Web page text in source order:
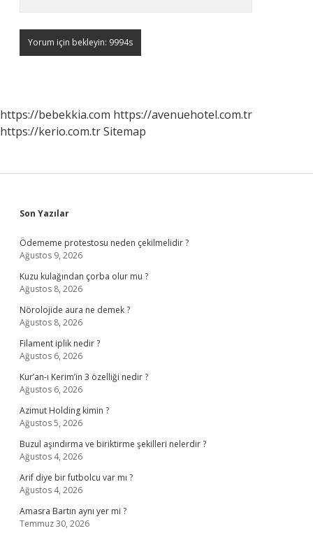
https://bebekkia.com https://avenuehotel.com.tr
https://kerio.com.trSitemap
Sidebar
Son Yazılar
Ödememe protestosu neden çekilmelidir ?
Ağustos 9, 2026
Kuzu kulağından çorba olur mu ?
Ağustos 8, 2026
Nörolojide aura ne demek ?
Ağustos 8, 2026
Filament iplik nedir ?
Ağustos 6, 2026
Kur’an-ı Kerim’in 3 özelliği nedir ?
Ağustos 6, 2026
Azimut Holding kimin ?
Ağustos 5, 2026
Buzul aşındırma ve biriktirme şekilleri nelerdir ?
Ağustos 4, 2026
Arif diye bir futbolcu var mı ?
Ağustos 4, 2026
Amasra Bartın aynı yer mi ?
Temmuz 30, 2026